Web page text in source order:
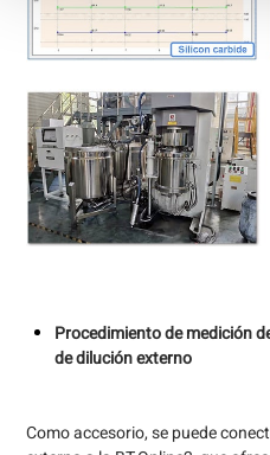
Procedimiento de medición
de dilución externo
Como accesorio, se puede